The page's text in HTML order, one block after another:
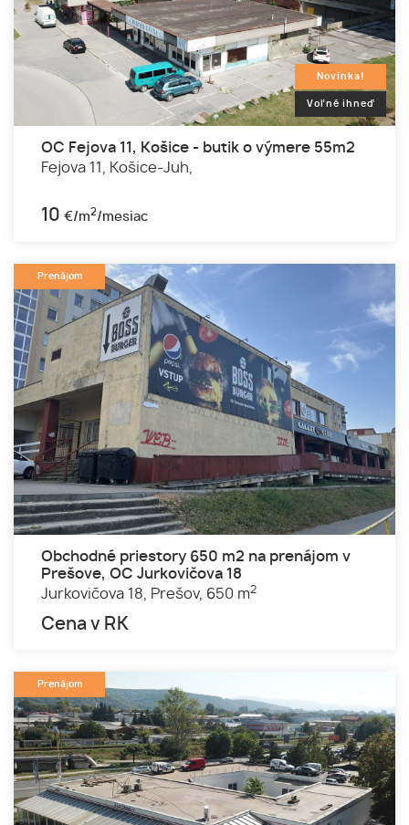
Novinka!
Voľné ihneď
OC Fejova 11, Košice - butik o výmere 55m2
Fejova 11,
Košice-Juh,
10 €/m2/mesiac
Prenájom
Obchodné priestory 650 m2 na prenájom v
Prešove, OC Jurkovičova 18
Jurkovičova 18,
Prešov, 650 m2
Cena v RK
Prenájom